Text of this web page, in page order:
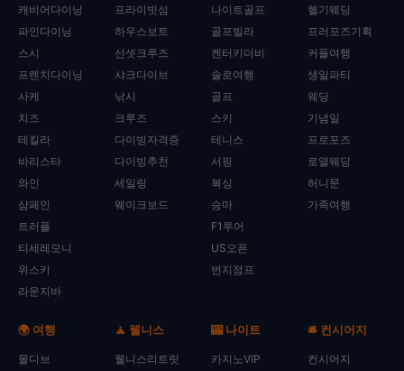
캐비어다이닝
파인다이닝
스시
프렌치다이닝
사케
치즈
테킬라
바리스타
와인
샴페인
트러플
티세레모니
위스키
라운지바
프라이빗섬
하우스보트
선셋크루즈
샤크다이브
낚시
크루즈
다이빙자격증
다이빙추천
세일링
웨이크보드
나이트골프
골프빌라
켄터키더비
솔로여행
골프
스키
테니스
서핑
복싱
승마
F1투어
US오픈
번지점프
헬기웨딩
프러포즈기획
커플여행
생일파티
웨딩
기념일
프로포즈
로열웨딩
허니문
가족여행
🌍 여행
몰디브
🧘 웰니스
웰니스리트릿
🎰 나이트
카지노VIP
🛎️ 컨시어지
컨시어지